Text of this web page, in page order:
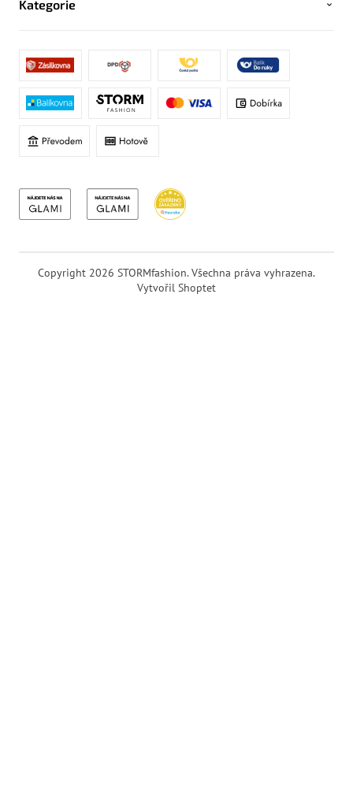
Kategorie
Vytvořil Shoptet
Copyright 2026 STORMfashion. Všechna práva vyhrazena.